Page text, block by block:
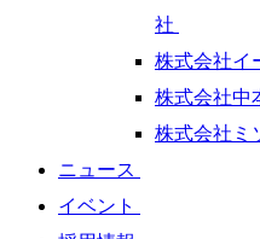
社
株式会社イ
株式会社中
株式会社ミ
ニュース
イベント